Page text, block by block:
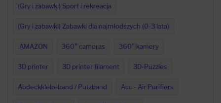
(Gry i zabawki) Sport i rekreacja
(Gry i zabawki) Zabawki dla najmłodszych (0-3 lata)
.AMAZON 360° cameras 360° kamery
3D printer 3D printer filament 3D-Puzzles
Abdeckklebeband / Putzband Acc - Air Purifiers